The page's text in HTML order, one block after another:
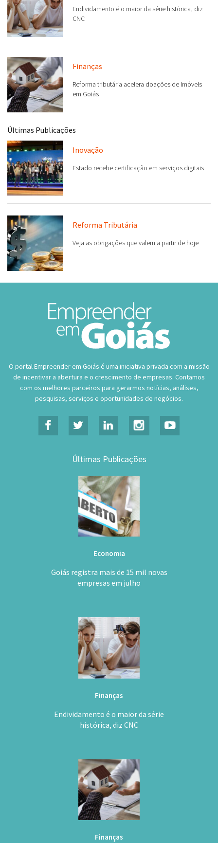
Endividamento é o maior da série histórica, diz
CNC
Finanças
Reforma tributária acelera doações de imóveis
em Goiás
Últimas Publicações
Inovação
Estado recebe certificação em serviços digitais
Reforma Tributária
Veja as obrigações que valem a partir de hoje
O portal Empreender em Goiás é uma iniciativa privada com a missão
de incentivar a abertura e o crescimento de empresas. Contamos
com os melhores parceiros para gerarmos notícias, análises,
pesquisas, serviços e oportunidades de negócios.
Últimas Publicações
Economia
Goiás registra mais de 15 mil novas
empresas em julho
Finanças
Endividamento é o maior da série
histórica, diz CNC
Finanças